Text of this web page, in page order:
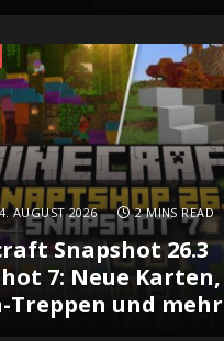
4. AUGUST 2026 2 MINS READ
Snapshot 26.3
7: Neue Karten,
Treppen und mehr